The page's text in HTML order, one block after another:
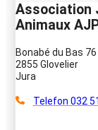
Association
Animaux
Bonabé du Bas 76
2855 Glovelier
Jura
Telefon 032